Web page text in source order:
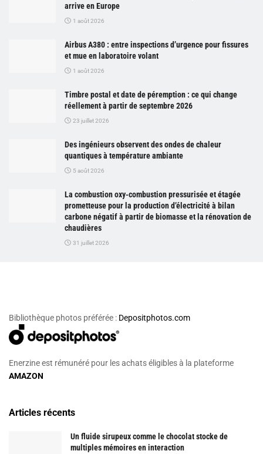
arrive en Europe
1 août 2026
Airbus A380 : entre inspections d’urgence pour fissures
et mue en laboratoire volant
1 août 2026
Timbre postal et date de péremption : ce qui change
réellement à partir de septembre 2026
23 juillet 2026
Des ingénieurs observent des ondes de chaleur
quantiques à température ambiante
5 août 2026
La combustion oxy-combustion pressurisée et étagée
prometteuse pour la production d’électricité à bilan
carbone négatif à partir de biomasse et la rénovation de
chaudières
31 juillet 2026
Bibliothèque photos préférée : Depositphotos.com
Enerzine est rémunéré pour les achats éligibles à la plateforme
AMAZON
Articles récents
Un fluide sirupeux comme le chocolat stocke de
multiples mémoires en interaction